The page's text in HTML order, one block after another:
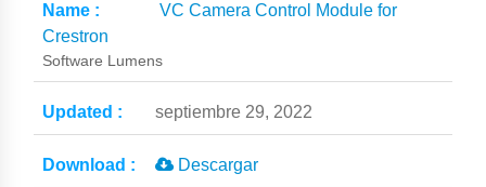
VC Camera Control Module for
Crestron
Software Lumens
septiembre 29, 2022
Descargar